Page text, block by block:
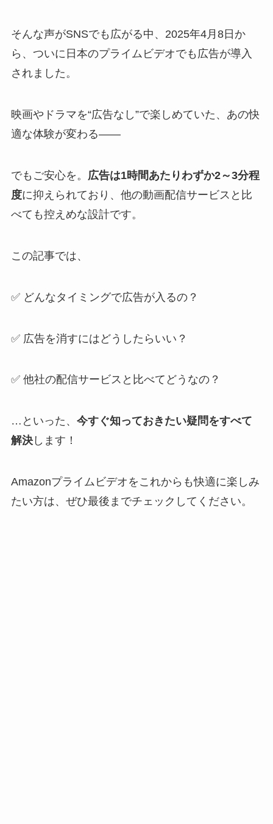
そんな声がSNSでも広がる中、2025年4月8日か
ら、ついに日本のプライムビデオでも広告が導入
されました。
映画やドラマを“広告なし”で楽しめていた、あの快
適な体験が変わる――
でもご安心を。 広告は1時間あたりわずか2～3分程
度に抑えられており、他の動画配信サービスと比
べても控えめな設計です。
この記事では、
✅ どんなタイミングで広告が入るの？
✅ 広告を消すにはどうしたらいい？
✅ 他社の配信サービスと比べてどうなの？
…といった、 今すぐ知っておきたい疑問をすべて
解決します！
Amazonプライムビデオをこれからも快適に楽しみ
たい方は、ぜひ最後までチェックしてください。